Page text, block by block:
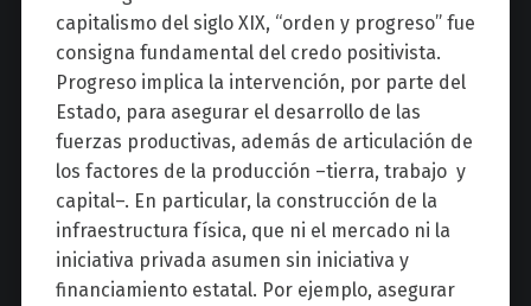
capitalismo del siglo XIX, “orden y progreso” fue
consigna fundamental del credo positivista.
Progreso implica la intervención, por parte del
Estado, para asegurar el desarrollo de las
fuerzas productivas, además de articulación de
los factores de la producción –tierra, trabajo y
capital–. En particular, la construcción de la
infraestructura física, que ni el mercado ni la
iniciativa privada asumen sin iniciativa y
financiamiento estatal. Por ejemplo, asegurar